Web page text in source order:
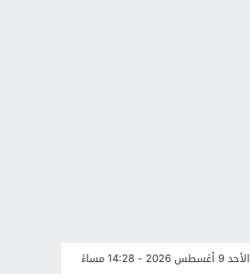
الأحد 9 أغسطس 2026 - 14:28 مساءً